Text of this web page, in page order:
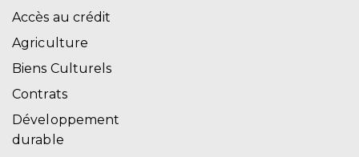
Accès au crédit
Agriculture
Biens Culturels
Contrats
Développement
durable